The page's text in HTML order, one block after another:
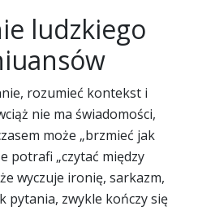
ludzkiego
rozumieć kontekst i
nie ma świadomości,
może „brzmieć jak
potrafi „czytać między
wyczuje ironię, sarkazm,
pytania, zwykle kończy się